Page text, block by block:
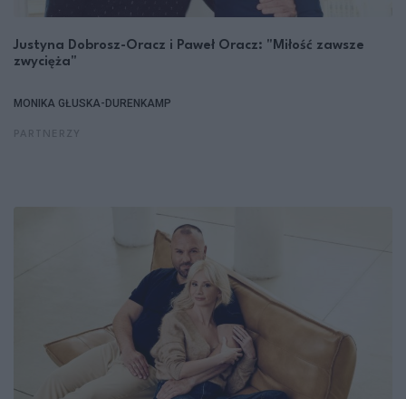
Justyna Dobrosz-Oracz i Paweł Oracz: "Miłość zawsze
zwycięża"
MONIKA GŁUSKA-DURENKAMP